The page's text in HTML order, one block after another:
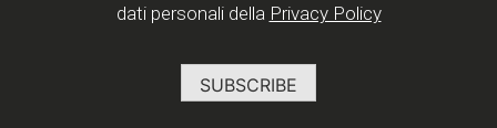
dati personali della Privacy Policy